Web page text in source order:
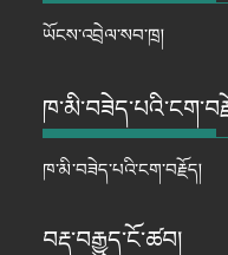
ཡོངས་འབྲེལ་སབ་ཁྲ།
ཁ་མི་བཟེད་པའི་ངག་བརྗོད།
བརྡ་བརྒྱུད་ངོ་ཚབ།